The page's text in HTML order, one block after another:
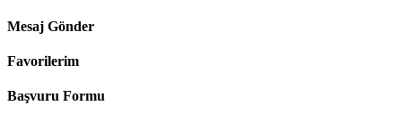
Mesaj Gönder
Favorilerim
Başvuru Formu